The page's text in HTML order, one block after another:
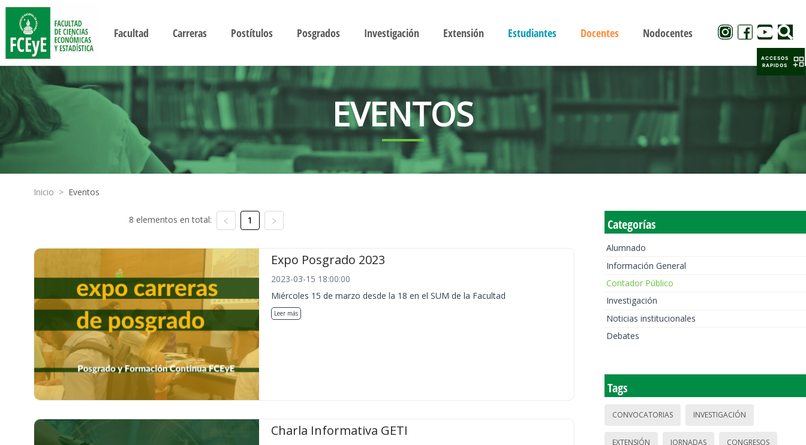
Facultad Carreras Postítulos Posgrados Investigación Extensión Estudiantes Docentes Nodocentes
EVENTOS
Inicio > Eventos
8 elementos en total: 1
Expo Posgrado 2023
2023-03-15 18:00:00
Miércoles 15 de marzo desde la 18 en el SUM de la Facultad
Leer más
Charla Informativa GETI
Categorías
Alumnado
Información General
Contador Público
Investigación
Noticias institucionales
Debates
Tags
CONVOCATORIAS INVESTIGACIÓN
EXTENSIÓN JORNADAS CONGRESOS
ACCESOS
RAPIDOS